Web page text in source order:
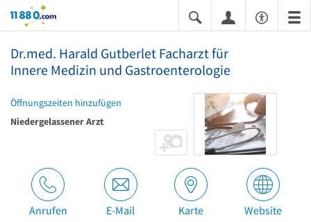
11880.com
Dr.med. Harald Gutberlet Facharzt für
Innere Medizin und Gastroenterologie
Öffnungszeiten hinzufügen
Niedergelassener Arzt
Anrufen E-Mail Karte Website